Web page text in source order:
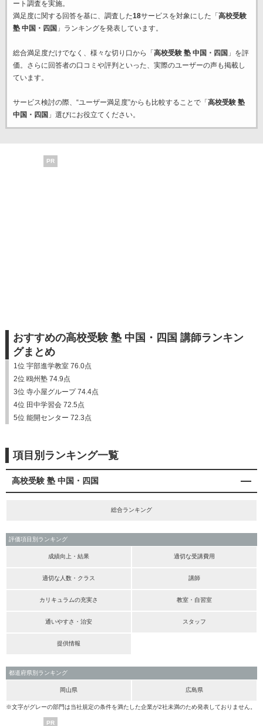
ート調査を実施。
満足度に関する回答を基に、調査した18サービスを対象にした「 高校受験
塾 中国・四国 」ランキングを発表しています。
総合満足度だけでなく、様々な切り口から「 高校受験 塾 中国・四国 」を評
価。さらに回答者の口コミや評判といった、実際のユーザーの声も掲載し
ています。
サービス検討の際、“ユーザー満足度”からも比較することで「 高校受験 塾
中国・四国 」選びにお役立てください。
PR
おすすめの高校受験 塾 中国・四国 講師ランキン
グまとめ
1位 宇部進学教室 76.0点
2位 鴎州塾 74.9点
3位 寺小屋グループ 74.4点
4位 田中学習会 72.5点
5位 能開センター 72.3点
項目別ランキング一覧
高校受験 塾 中国・四国
総合ランキング
評価項目別ランキング
成績向上・結果 適切な受講費用
適切な人数・クラス 講師
カリキュラムの充実さ 教室・自習室
通いやすさ・治安 スタッフ
提供情報
都道府県別ランキング
岡山県 広島県
※文字がグレーの部門は当社規定の条件を満たした企業が2社未満のため発表しておりません。
PR